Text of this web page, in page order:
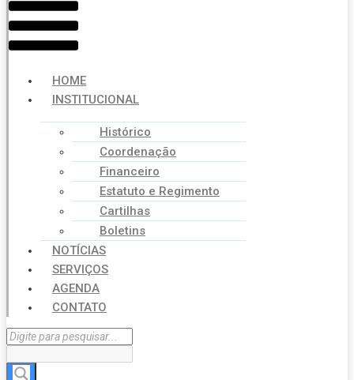
HOME
INSTITUCIONAL
Histórico
Coordenação
Financeiro
Estatuto e Regimento
Cartilhas
Boletins
NOTÍCIAS
SERVIÇOS
AGENDA
CONTATO